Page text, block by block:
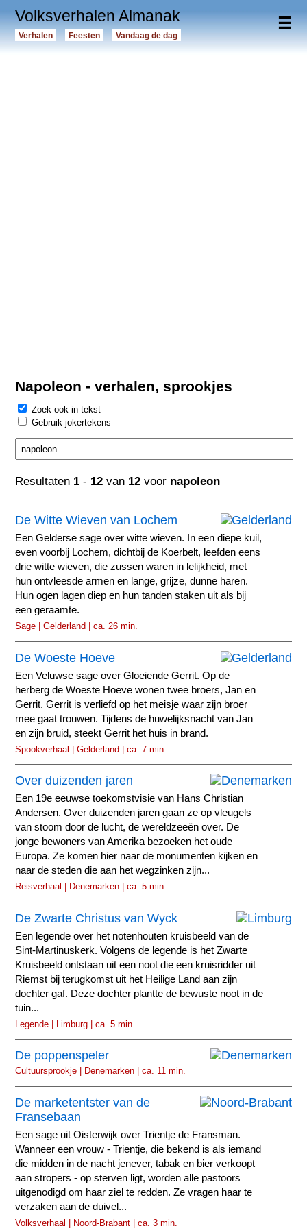
☰
Volksverhalen Almanak
Verhalen Feesten Vandaag de dag
Napoleon - verhalen, sprookjes
Zoek ook in tekst
Gebruik jokertekens
Resultaten 1 - 12 van 12 voor napoleon
De Witte Wieven van Lochem
Een Gelderse sage over witte wieven. In een diepe kuil,
even voorbij Lochem, dichtbij de Koerbelt, leefden eens
drie witte wieven, die zussen waren in lelijkheid, met
hun ontvleesde armen en lange, grijze, dunne haren.
Hun ogen lagen diep en hun tanden staken uit als bij
een geraamte.
Sage | Gelderland | ca. 26 min.
De Woeste Hoeve
Een Veluwse sage over Gloeiende Gerrit. Op de
herberg de Woeste Hoeve wonen twee broers, Jan en
Gerrit. Gerrit is verliefd op het meisje waar zijn broer
mee gaat trouwen. Tijdens de huwelijksnacht van Jan
en zijn bruid, steekt Gerrit het huis in brand.
Spookverhaal | Gelderland | ca. 7 min.
Over duizenden jaren
Een 19e eeuwse toekomstvisie van Hans Christian
Andersen. Over duizenden jaren gaan ze op vleugels
van stoom door de lucht, de wereldzeeën over. De
jonge bewoners van Amerika bezoeken het oude
Europa. Ze komen hier naar de monumenten kijken en
naar de steden die aan het wegzinken zijn...
Reisverhaal | Denemarken | ca. 5 min.
De Zwarte Christus van Wyck
Een legende over het notenhouten kruisbeeld van de
Sint-Martinuskerk. Volgens de legende is het Zwarte
Kruisbeeld ontstaan uit een noot die een kruisridder uit
Riemst bij terugkomst uit het Heilige Land aan zijn
dochter gaf. Deze dochter plantte de bewuste noot in de
tuin...
Legende | Limburg | ca. 5 min.
De poppenspeler
Cultuursprookje | Denemarken | ca. 11 min.
De marketentster van de
Fransebaan
Een sage uit Oisterwijk over Trientje de Fransman.
Wanneer een vrouw - Trientje, die bekend is als iemand
die midden in de nacht jenever, tabak en bier verkoopt
aan stropers - op sterven ligt, worden alle pastoors
uitgenodigd om haar ziel te redden. Ze vragen haar te
verzaken aan de duivel...
Volksverhaal | Noord-Brabant | ca. 3 min.